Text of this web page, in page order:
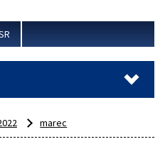
marec